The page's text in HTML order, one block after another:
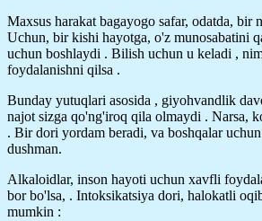
Maxsus harakat bagayogo safar, odatda, bir
Uchun, bir kishi hayotga, o'z munosabatini
uchun boshlaydi . Bilish uchun u keladi ,
foydalanishni qilsa .
Bunday yutuqlari asosida , giyohvandlik
najot sizga qo'ng'iroq qila olmaydi . Narsa,
. Bir dori yordam beradi, va boshqalar
dushman.
Alkaloidlar, inson hayoti uchun xavfli
bor bo'lsa, . Intoksikatsiya dori, halokatli
mumkin :